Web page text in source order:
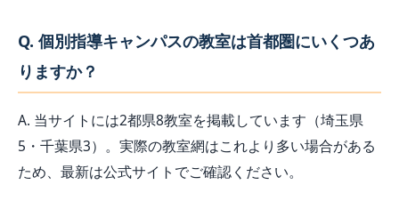
Q. 個別指導キャンパスの教室は首都圏にいくつあ
りますか？
A. 当サイトには2都県8教室を掲載しています（埼玉県
5・千葉県3）。実際の教室網はこれより多い場合がある
ため、最新は公式サイトでご確認ください。